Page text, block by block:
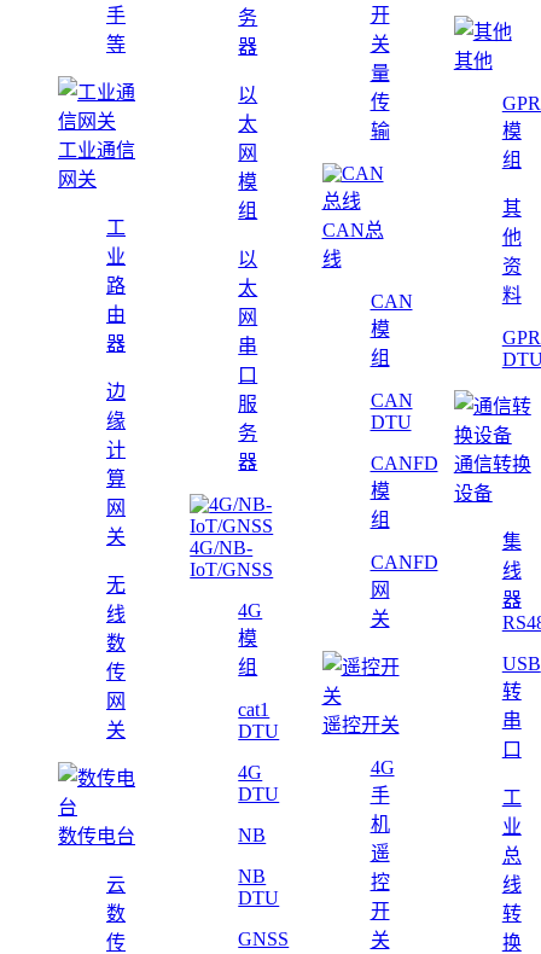
手
等
工业通信
网关
工
业
路
由
器
边
缘
计
算
网
关
无
线
数
传
网
关
数传电台
云
数
传
务
器
以
太
网
模
组
以
太
网
串
口
服
务
器
4G/NB-
IoT/GNSS
4G
模
组
cat1
DTU
4G
DTU
NB
NB
DTU
GNSS
开
关
量
传
输
CAN总
线
CAN
模
组
CAN
DTU
CANFD
模
组
CANFD
网
关
遥控开关
4G
手
机
遥
控
开
关
其他
模
组
其
他
资
料
通信转换
设备
集
线
器
USB
转
串
口
工
业
总
线
转
换